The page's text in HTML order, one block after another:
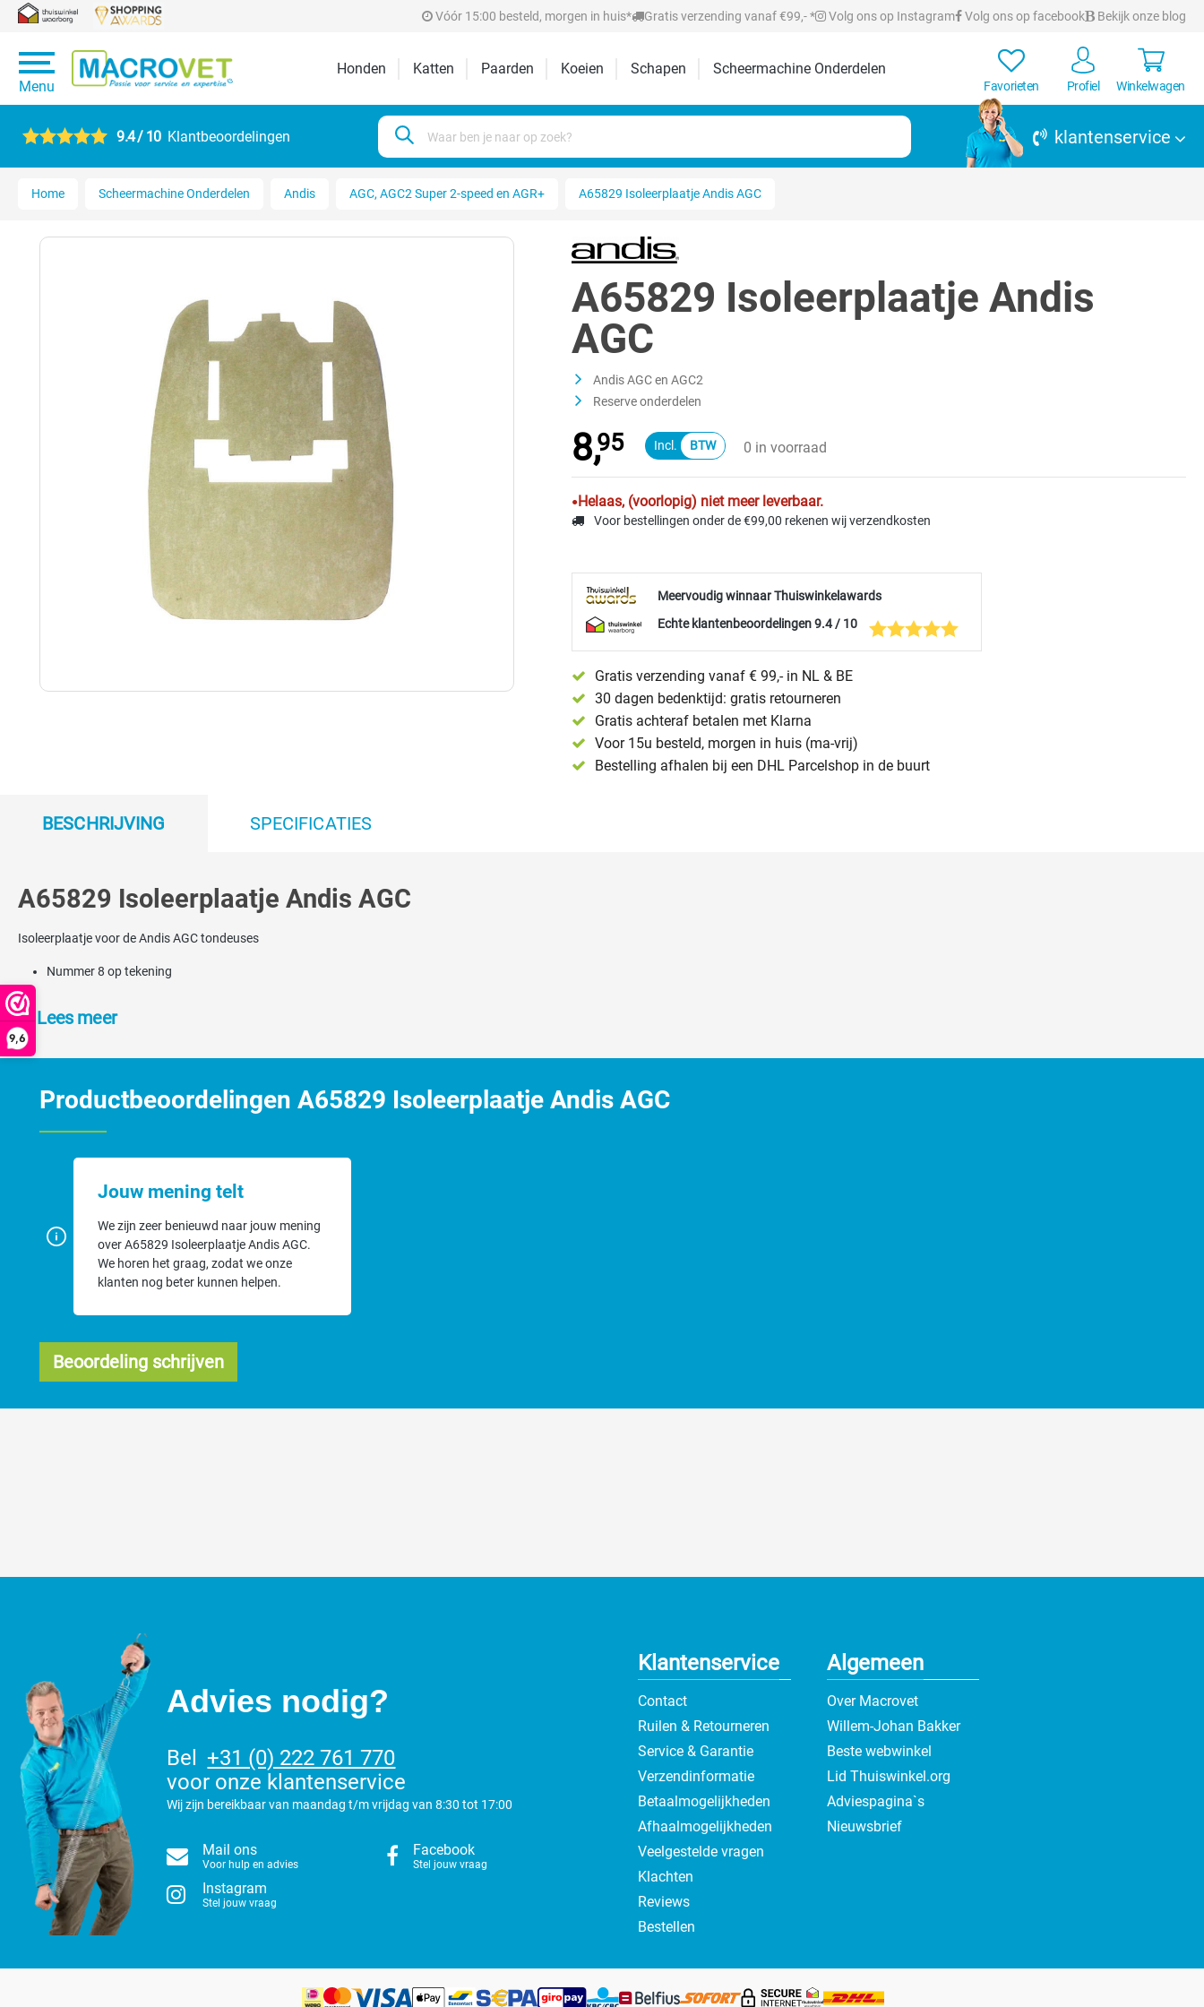
9,6
Vóór 15:00 besteld, morgen in huis* Gratis verzending vanaf €99,- * Volg ons op Instagram Volg ons op facebook Bekijk onze blog
Menu
Honden Katten Paarden Koeien Schapen Scheermachine Onderdelen
Favorieten Profiel Winkelwagen
9.4 / 10 Klantbeoordelingen klantenservice
Home Scheermachine Onderdelen Andis AGC, AGC2 Super 2-speed en AGR+ A65829 Isoleerplaatje Andis AGC
A65829 Isoleerplaatje Andis
AGC
Andis AGC en AGC2
Reserve onderdelen
8,95 0 in voorraad
Helaas, (voorlopig) niet meer leverbaar.
Voor bestellingen onder de €99,00 rekenen wij verzendkosten
Meervoudig winnaar Thuiswinkelawards
Echte klantenbeoordelingen 9.4 / 10
Gratis verzending vanaf € 99,- in NL & BE
30 dagen bedenktijd: gratis retourneren
Gratis achteraf betalen met Klarna
Voor 15u besteld, morgen in huis (ma-vrij)
Bestelling afhalen bij een DHL Parcelshop in de buurt
BESCHRIJVING SPECIFICATIES
A65829 Isoleerplaatje Andis AGC
Isoleerplaatje voor de Andis AGC tondeuses
Nummer 8 op tekening
Lees meer
Productbeoordelingen A65829 Isoleerplaatje Andis AGC
Jouw mening telt
We zijn zeer benieuwd naar jouw mening
over A65829 Isoleerplaatje Andis AGC.
We horen het graag, zodat we onze
klanten nog beter kunnen helpen.
Beoordeling schrijven
Klantenservice
Contact
Ruilen & Retourneren
Service & Garantie
Verzendinformatie
Betaalmogelijkheden
Afhaalmogelijkheden
Veelgestelde vragen
Klachten
Reviews
Bestellen
Algemeen
Over Macrovet
Willem-Johan Bakker
Beste webwinkel
Lid Thuiswinkel.org
Adviespagina`s
Nieuwsbrief
Advies nodig?
Bel
+31 (0) 222 761 770
voor onze klantenservice
Wij zijn bereikbaar van maandag t/m vrijdag van 8:30 tot 17:00
Mail ons
Voor hulp en advies
Facebook
Stel jouw vraag
Instagram
Stel jouw vraag